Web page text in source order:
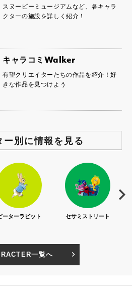
スヌーピーミュージアムなど、各キャラ
クターの施設を詳しく紹介！
キャラコミWalker
有望クリエイターたちの作品を紹介！好
きな作品を見つけよう
ー別に情報を見る
ーターラビット セサミストリート
一覧へ